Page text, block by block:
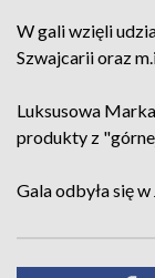
W gali wzięli
Szwajcarii oraz
Luksusowa
produkty z
Gala odbyła się